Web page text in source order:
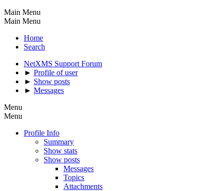
Main Menu
Main Menu
Home
Search
NetXMS Support Forum
► Profile of user
► Show posts
► Messages
Menu
Menu
Profile Info
Summary
Show stats
Show posts
Messages
Topics
Attachments